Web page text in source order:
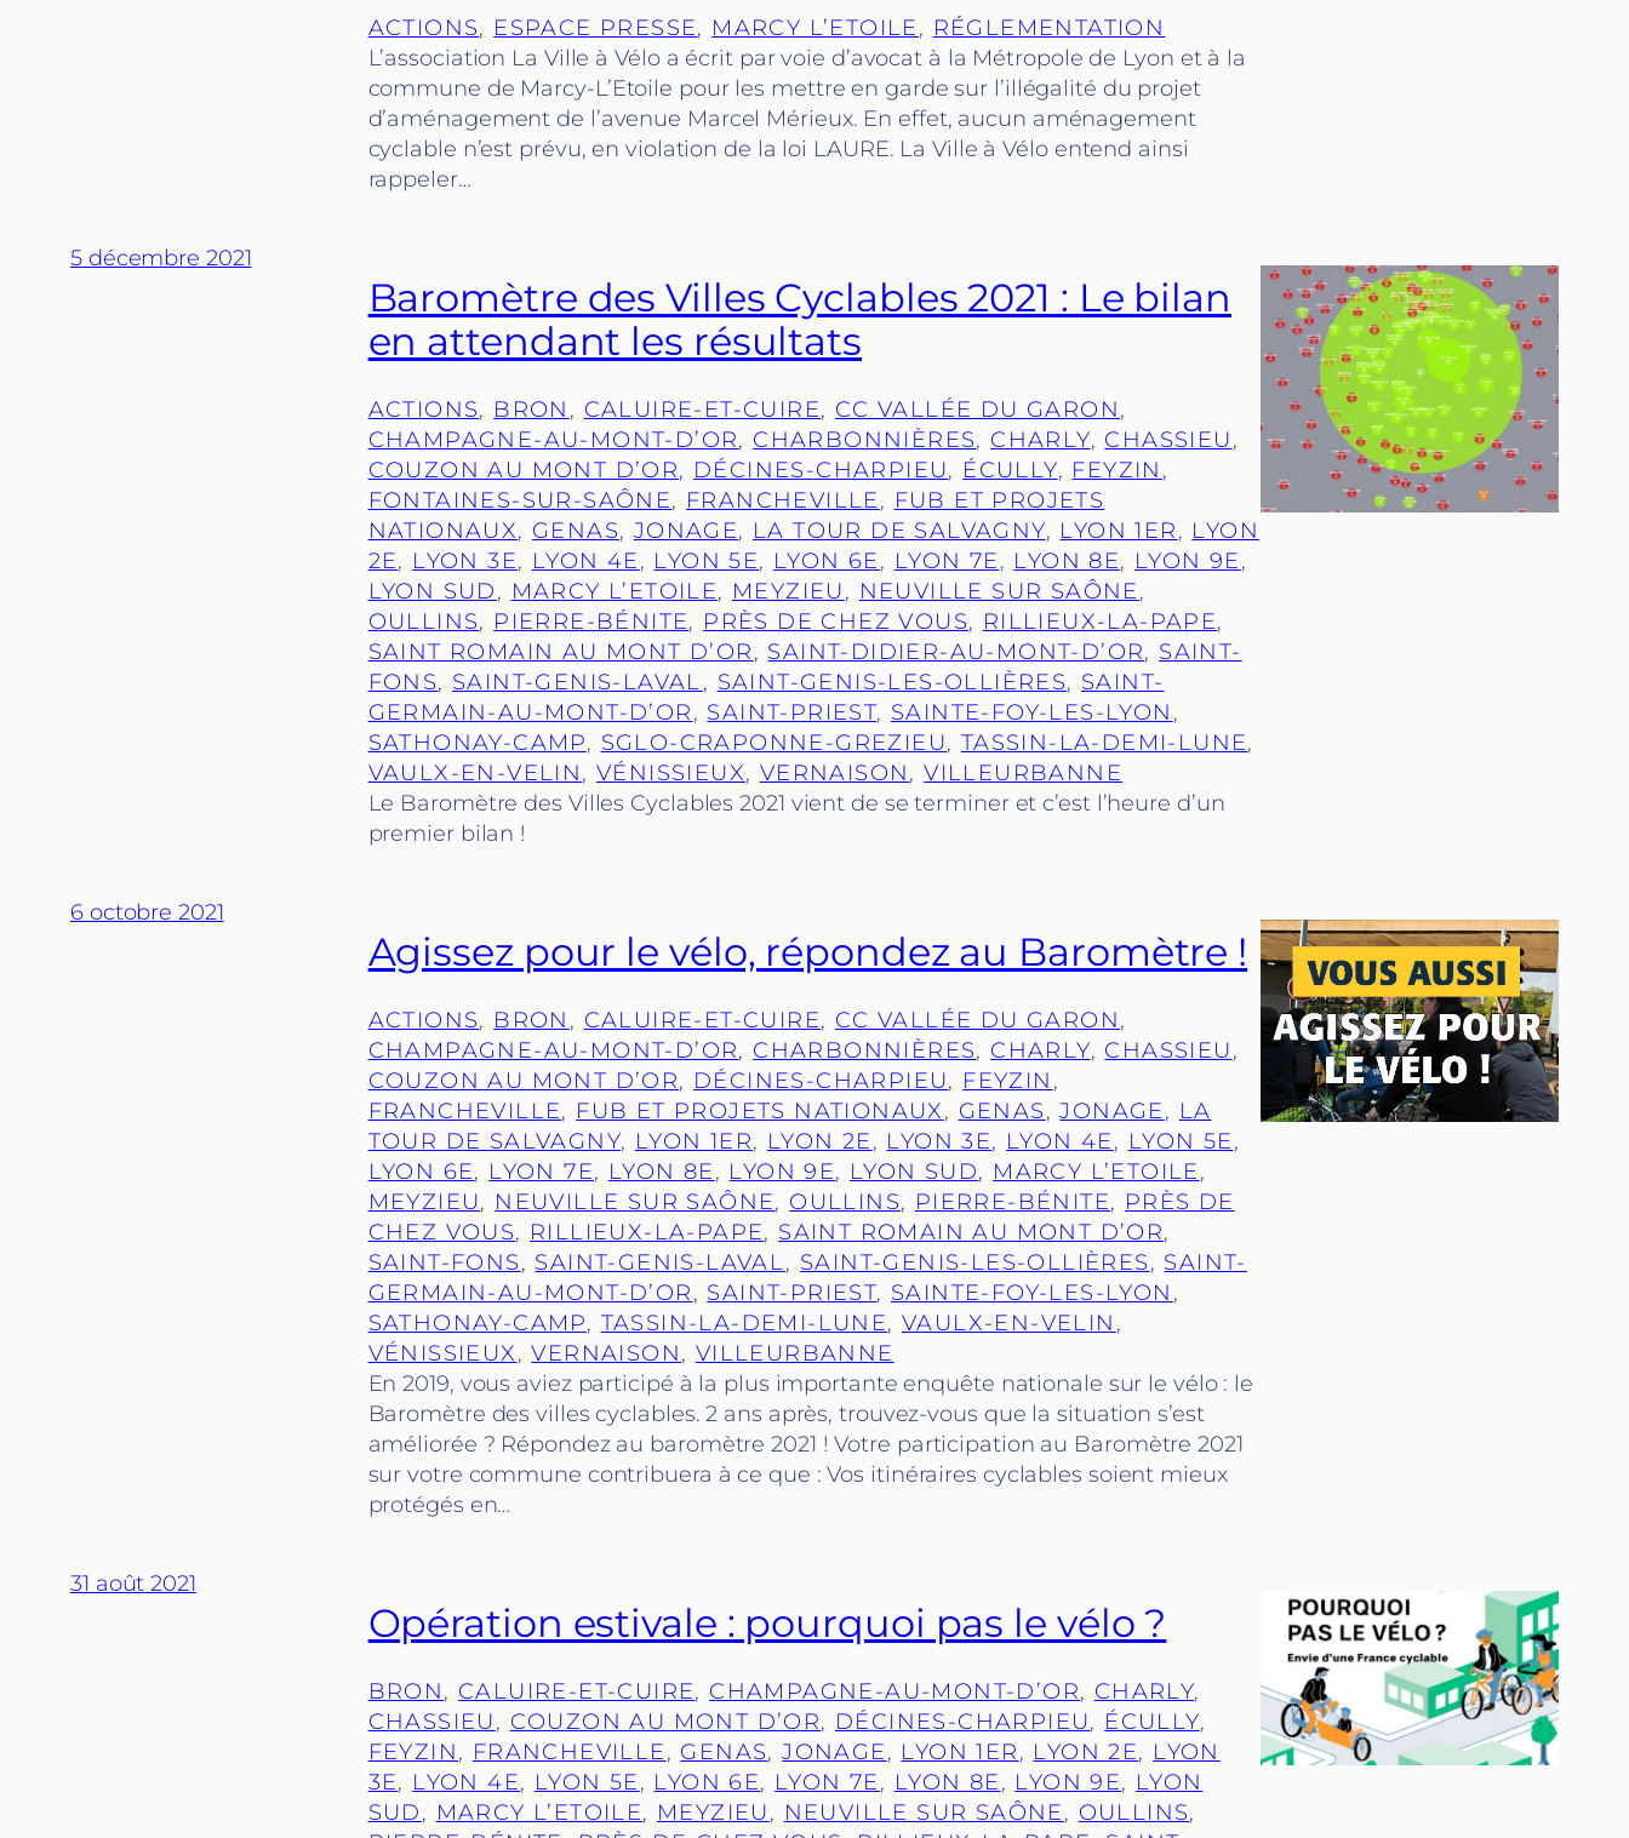
ACTIONS, ESPACE PRESSE, MARCY L’ETOILE, RÉGLEMENTATION
L’association La Ville à Vélo a écrit par voie d’avocat à la Métropole de Lyon et à la
commune de Marcy-L’Etoile pour les mettre en garde sur l’illégalité du projet
d’aménagement de l’avenue Marcel Mérieux. En effet, aucun aménagement
cyclable n’est prévu, en violation de la loi LAURE. La Ville à Vélo entend ainsi
rappeler…
5 décembre 2021
Baromètre des Villes Cyclables 2021 : Le bilan
en attendant les résultats
ACTIONS, BRON , CALUIRE-ET-CUIRE, CC VALLÉE DU GARON
CHAMPAGNE-AU-MONT-D’OR, CHARBONNIÈRES, CHARLY, CHASSIEU
COUZON AU MONT D’OR, DÉCINES-CHARPIEU, ÉCULLY, FEYZIN
FONTAINES-SUR-SAÔNE, FRANCHEVILLE, FUB ET PROJETS
NATIONAUX, GENAS, JONAGE, LA TOUR DE SALVAGNY, LYON 1ER, LYON
2E, LYON 3E, LYON 4E, LYON 5E, LYON 6E, LYON 7E, LYON 8E, LYON 9E
LYON SUD, MARCY L’ETOILE, MEYZIEU, NEUVILLE SUR SAÔNE
OULLINS, PIERRE-BÉNITE, PRÈS DE CHEZ VOUS, RILLIEUX-LA-PAPE
SAINT ROMAIN AU MONT D’OR, SAINT-DIDIER-AU-MONT-D’OR, SAINT-
FONS, SAINT-GENIS-LAVAL, SAINT-GENIS-LES-OLLIÈRES, SAINT-
GERMAIN-AU-MONT-D’OR, SAINT-PRIEST, SAINTE-FOY-LES-LYON
SATHONAY-CAMP, SGLO-CRAPONNE-GREZIEU, TASSIN-LA-DEMI-LUNE
VAULX-EN-VELIN, VÉNISSIEUX, VERNAISON, VILLEURBANNE
Le Baromètre des Villes Cyclables 2021 vient de se terminer et c’est l’heure d’un
premier bilan !
6 octobre 2021
Agissez pour le vélo, répondez au Baromètre !
ACTIONS, BRON , CALUIRE-ET-CUIRE, CC VALLÉE DU GARON
CHAMPAGNE-AU-MONT-D’OR, CHARBONNIÈRES, CHARLY, CHASSIEU
COUZON AU MONT D’OR, DÉCINES-CHARPIEU, FEYZIN
FRANCHEVILLE, FUB ET PROJETS NATIONAUX, GENAS, JONAGE, LA
TOUR DE SALVAGNY, LYON 1ER, LYON 2E, LYON 3E, LYON 4E, LYON 5E
LYON 6E, LYON 7E, LYON 8E, LYON 9E, LYON SUD, MARCY L’ETOILE
MEYZIEU, NEUVILLE SUR SAÔNE, OULLINS, PIERRE-BÉNITE, PRÈS DE
CHEZ VOUS, RILLIEUX-LA-PAPE, SAINT ROMAIN AU MONT D’OR
SAINT-FONS, SAINT-GENIS-LAVAL, SAINT-GENIS-LES-OLLIÈRES, SAINT-
GERMAIN-AU-MONT-D’OR, SAINT-PRIEST, SAINTE-FOY-LES-LYON
SATHONAY-CAMP, TASSIN-LA-DEMI-LUNE, VAULX-EN-VELIN
VÉNISSIEUX, VERNAISON, VILLEURBANNE
En 2019, vous aviez participé à la plus importante enquête nationale sur le vélo : le
Baromètre des villes cyclables. 2 ans après, trouvez-vous que la situation s’est
améliorée ? Répondez au baromètre 2021 ! Votre participation au Baromètre 2021
sur votre commune contribuera à ce que : Vos itinéraires cyclables soient mieux
protégés en…
31 août 2021
Opération estivale : pourquoi pas le vélo ?
BRON, CALUIRE-ET-CUIRE, CHAMPAGNE-AU-MONT-D’OR, CHARLY
CHASSIEU, COUZON AU MONT D’OR, DÉCINES-CHARPIEU, ÉCULLY
FEYZIN, FRANCHEVILLE, GENAS, JONAGE, LYON 1ER, LYON 2E, LYON
3E, LYON 4E, LYON 5E, LYON 6E, LYON 7E, LYON 8E, LYON 9E, LYON
SUD, MARCY L’ETOILE, MEYZIEU, NEUVILLE SUR SAÔNE, OULLINS